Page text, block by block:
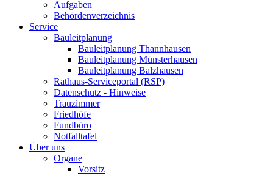
Aufgaben
Behördenverzeichnis
Service
Bauleitplanung
Bauleitplanung Thannhausen
Bauleitplanung Münsterhausen
Bauleitplanung Balzhausen
Rathaus-Serviceportal (RSP)
Datenschutz - Hinweise
Trauzimmer
Friedhöfe
Fundbüro
Notfalltafel
Über uns
Organe
Vorsitz